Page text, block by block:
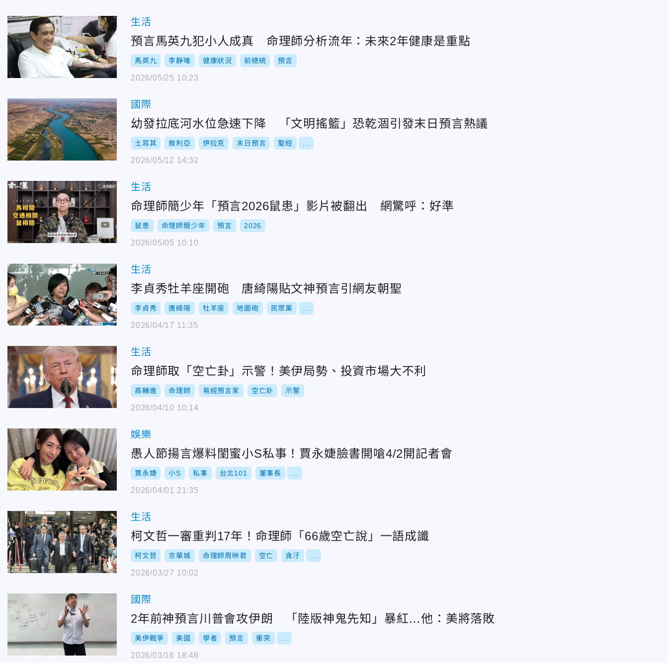
生活
預言馬英九犯小人成真 命理師分析流年：未來2年健康是重點
馬英九 李靜唯 健康狀況 前總統 預言
2026/05/25 10:23
國際
幼發拉底河水位急速下降 「文明搖籃」恐乾涸引發末日預言熱議
土耳其 敘利亞 伊拉克 末日預言 聖經
2026/05/12 14:32
生活
命理師簡少年「預言2026鼠患」影片被翻出 網驚呼：好準
鼠患 命理師簡少年 預言 2026
2026/05/05 10:10
生活
李貞秀牡羊座開砲 唐綺陽貼文神預言引網友朝聖
李貞秀 唐綺陽 牡羊座 地圖砲 民眾黨
2026/04/17 11:35
生活
命理師取「空亡卦」示警！美伊局勢、投資市場大不利
高輔進 命理師 易經預言家 空亡卦 示警
2026/04/10 10:14
娛樂
愚人節揚言爆料閨蜜小S私事！賈永婕臉書開嗆4/2開記者會
賈永婕 小S 私事 台北101 董事長
2026/04/01 21:35
生活
柯文哲一審重判17年！命理師「66歲空亡說」一語成讖
柯文哲 京華城 命理師周映君 空亡 貪汙
2026/03/27 10:02
國際
2年前神預言川普會攻伊朗 「陸版神鬼先知」暴紅…他：美將落敗
美伊戰爭 美國 學者 預言 衝突
2026/03/16 18:46